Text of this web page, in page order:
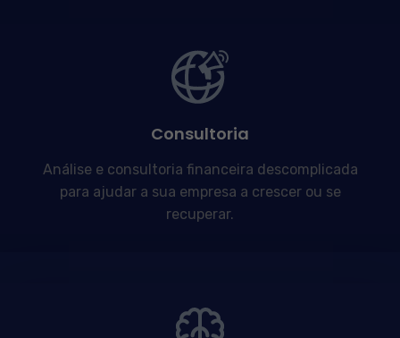
Consultoria
Análise e consultoria financeira descomplicada
para ajudar a sua empresa a crescer ou se
recuperar.